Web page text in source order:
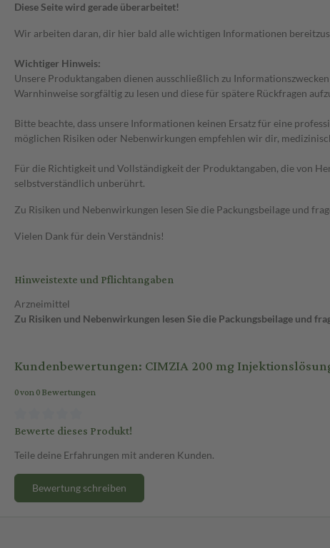
Diese Seite wird gerade überarbeitet!
Wir arbeiten daran, dir hier bald alle wichtigen Informationen
Wichtiger Hinweis:
Unsere Produktangaben dienen ausschließlich zu
Warnhinweise sorgfältig zu lesen und diese für spätere Rückfragen
Bitte beachte, dass unsere Informationen keinen Ersatz für eine
möglichen Risiken oder Nebenwirkungen empfehlen wir dir,
Für die Richtigkeit und Vollständigkeit der Produktangaben, die von
selbstverständlich unberührt.
Zu Risiken und Nebenwirkungen lesen Sie die Packungsbeilage und
Vielen Dank für dein Verständnis!
Hinweistexte und Pflichtangaben
Arzneimittel
Zu Risiken und Nebenwirkungen lesen Sie die Packungsbeilage und
Kundenbewertungen: CIMZIA 200 mg
0 von 0 Bewertungen
Bewerte dieses Produkt!
Teile deine Erfahrungen mit anderen Kunden.
Bewertung schreiben